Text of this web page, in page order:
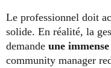
Le professionnel doit
solide. En réalité, la
demande une
community manager